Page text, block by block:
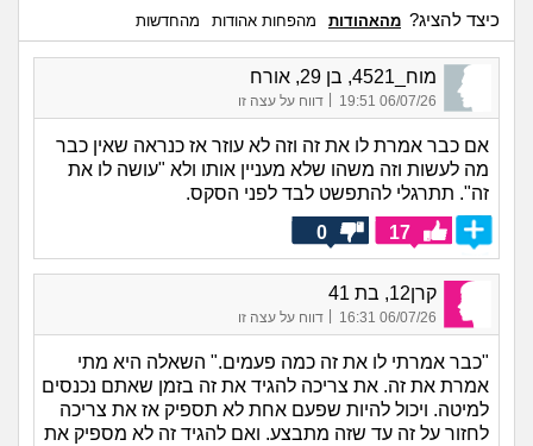
כיצד להציג? מהאהודות מהפחות אהודות מהחדשות
מוח_4521, בן 29, אורח
06/07/26 19:51
| דווח על עצה זו
אם כבר אמרת לו את זה וזה לא עוזר אז כנראה שאין כבר
מה לעשות וזה משהו שלא מעניין אותו ולא "עושה לו את
זה". תתרגלי להתפשט לבד לפני הסקס.
17
0
קרן12, בת 41
06/07/26 16:31 דווח על עצה זו
"כבר אמרתי לו את זה כמה פעמים." השאלה היא מתי
אמרת את זה. את צריכה להגיד את זה בזמן שאתם נכנסים
למיטה. ויכול להיות שפעם אחת לא תספיק אז את צריכה
לחזור על זה עד שזה מתבצע. ואם להגיד זה לא מספיק את